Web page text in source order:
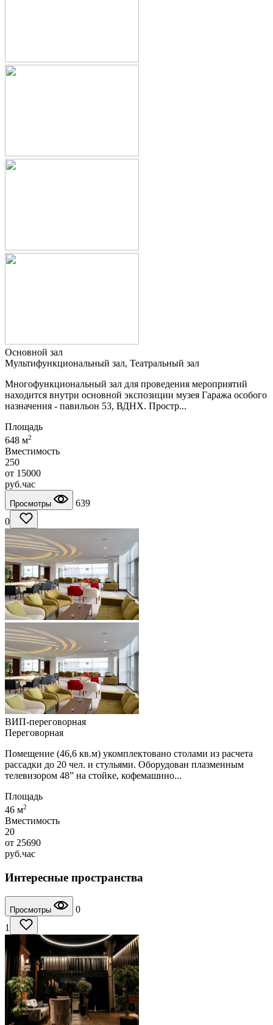
Основной зал
Мультифункциональный зал, Театральный зал
Многофункциональный зал для проведения мероприятий
находится внутри основной экспозиции музея Гаража особого
назначения - павильон 53, ВДНХ. Простр...
Площадь
648 м2
Вместимость
250
от 15000
руб.час
Просмотры
639
0
ВИП-переговорная
Переговорная
Помещение (46,6 кв.м) укомплектовано столами из расчета
рассадки до 20 чел. и стульями. Оборудован плазменным
телевизором 48” на стойке, кофемашино...
Площадь
46 м2
Вместимость
20
от 25690
руб.час
Интересные пространства
Просмотры
0
1